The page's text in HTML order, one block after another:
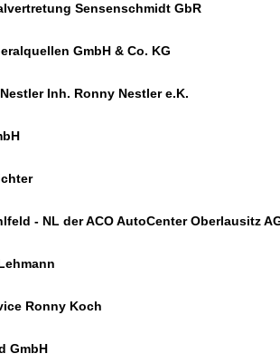
Sensenschmidt GbR
GmbH & Co. KG
Inh. Ronny Nestler e.K.
- NL der ACO AutoCenter Oberlausitz
Ronny Koch
GmbH